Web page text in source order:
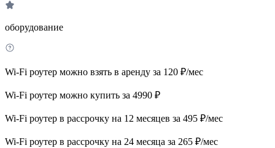
оборудование
Wi-Fi роутер можно взять в аренду за 120 ₽/мес
Wi-Fi роутер можно купить за 4990 ₽
Wi-Fi роутер в рассрочку на 12 месяцев за 495 ₽/мес
Wi-Fi роутер в рассрочку на 24 месяца за 265 ₽/мес